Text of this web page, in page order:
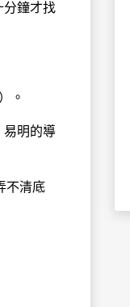
分鐘才找
。
易明的導
不清底